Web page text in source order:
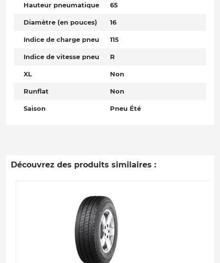
Hauteur pneumatique 65
Diamètre (en pouces) 16
Indice de charge pneu 115
Indice de vitesse pneu R
XL Non
Runflat Non
Saison Pneu Été
Découvrez des produits similaires :